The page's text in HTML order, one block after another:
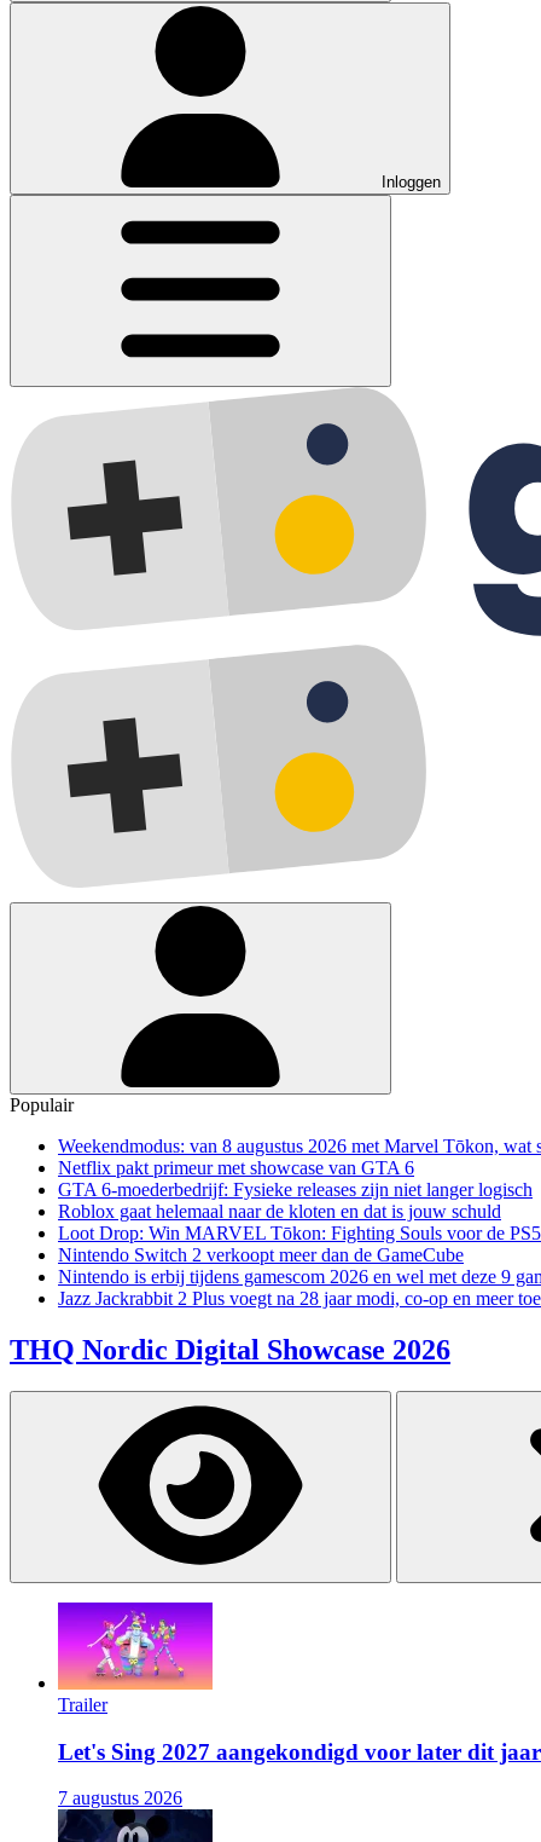
Inloggen
Populair
Weekendmodus: van 8 augustus 2026 met Marvel Tōkon, wat
Netflix pakt primeur met showcase van GTA 6
GTA 6-moederbedrijf: Fysieke releases zijn niet langer logisch
Roblox gaat helemaal naar de kloten en dat is jouw schuld
Loot Drop: Win MARVEL Tōkon: Fighting Souls voor de PS5
Nintendo Switch 2 verkoopt meer dan de GameCube
Nintendo is erbij tijdens gamescom 2026 en wel met deze 9
Jazz Jackrabbit 2 Plus voegt na 28 jaar modi, co-op en meer toe
THQ Nordic Digital Showcase 2026
Trailer
Let's Sing 2027 aangekondigd voor later dit jaar
7 augustus 2026